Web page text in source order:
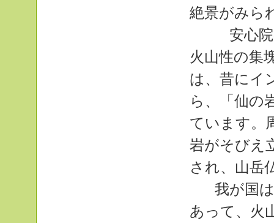
絶景がみら
安心院
火山性の集
は、昔にイ
ら、「仙の
ています。
岩がそびえ
され、山岳
我が国は
あって、火